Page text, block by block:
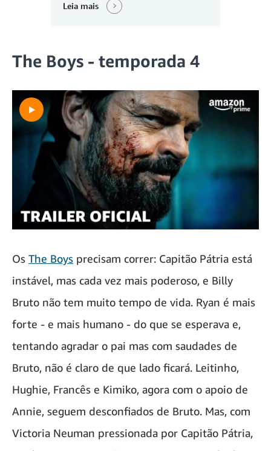
Leia mais
The Boys - temporada 4
Os The Boys precisam correr: Capitão Pátria está
instável, mas cada vez mais poderoso, e Billy
Bruto não tem muito tempo de vida. Ryan é mais
forte - e mais humano - do que se esperava e,
tentando agradar o pai mas com saudades de
Bruto, não é claro de que lado ficará. Leitinho,
Hughie, Francês e Kimiko, agora com o apoio de
Annie, seguem desconfiados de Bruto. Mas, com
Victoria Neuman pressionada por Capitão Pátria,